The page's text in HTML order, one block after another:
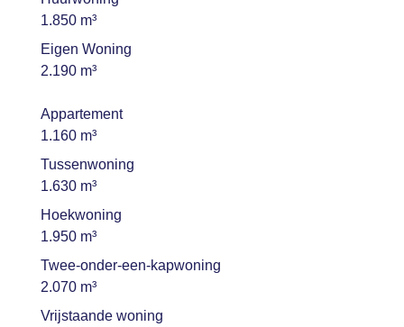
1.850 m³
Eigen Woning
2.190 m³
Appartement
1.160 m³
Tussenwoning
1.630 m³
Hoekwoning
1.950 m³
Twee-onder-een-kapwoning
2.070 m³
Vrijstaande woning